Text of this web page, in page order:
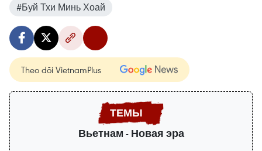
#Буй Тхи Минь Хоай
Theo dõi VietnamPlus
Вьетнам - Новая эра